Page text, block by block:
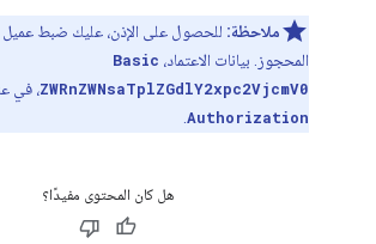
ملاحظة:
المحجوز. بيانات الاعتماد، Basic
ZWRnZWNsaTplZGdlY2xpc2VjcmV0، في
Authorization
هل كان المحتوى مفيدًا؟